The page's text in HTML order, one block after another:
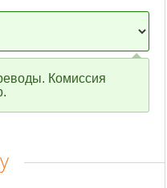
Комиссия